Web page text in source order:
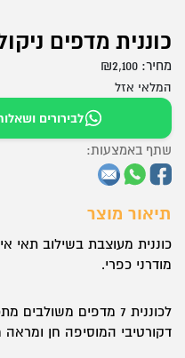
כוננית מדפים
מחיר: ₪2,100
המלאי אזל
לבירורים
תיאור מוצר
כוננית מעוצבת בשילוב תאי
מודרני כפרי.
לכוננית 7 מדפים
דקורטיבי המוסיפה חן ומראה
שתף באמצעות: